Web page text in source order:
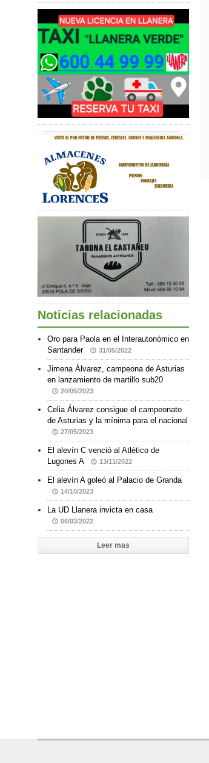
Noticias relacionadas
Oro para Paola en el Interautonómico en
Santander
31/05/2022
Jimena Álvarez, campeona de Asturias
en lanzamiento de martillo sub20
20/05/2023
Celia Álvarez consigue el campeonato
de Asturias y la mínima para el nacional
27/05/2023
El alevín C venció al Atlético de
Lugones A
13/11/2022
El alevín A goleó al Palacio de Granda
14/10/2023
La UD Llanera invicta en casa
06/03/2022
Leer mas